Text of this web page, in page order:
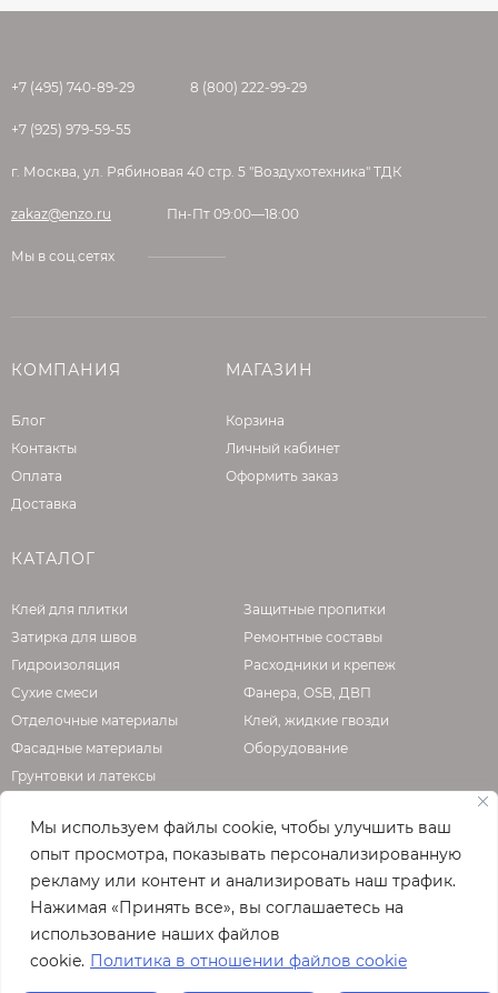
Мы используем файлы cookie, чтобы улучшить ваш
опыт просмотра, показывать персонализированную
рекламу или контент и анализировать наш трафик.
Нажимая «Принять все», вы соглашаетесь на
использование наших файлов
cookie. Политика в отношении файлов cookie
+7 (495) 740-89-29 8 (800) 222-99-29
+7 (925) 979-59-55
г. Москва, ул. Рябиновая 40 стр. 5 "Воздухотехника" ТДК
zakaz@enzo.ru Пн-Пт 09:00—18:00
Мы в соц.сетях
КОМПАНИЯ
Блог
Контакты
Оплата
Доставка
МАГАЗИН
Корзина
Личный кабинет
Оформить заказ
КАТАЛОГ
Клей для плитки
Затирка для швов
Гидроизоляция
Сухие смеси
Отделочные материалы
Фасадные материалы
Грунтовки и латексы
Защитные пропитки
Ремонтные составы
Расходники и крепеж
Фанера, OSB, ДВП
Клей, жидкие гвозди
Оборудование
О КОМПАНИИ
Официальная страница сайта
enzo.ru